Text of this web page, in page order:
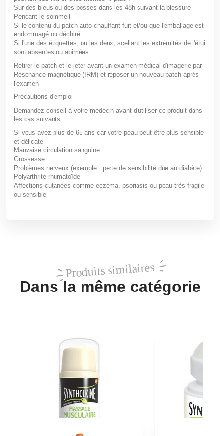
Sur des bleus ou des bosses dans les 48h suivant la blessure
Pendant le sommeil
Si le contenu du patch auto-chauffant fuit et/ou que l'emballage est
endommagé ou déchiré
Si l'une des étiquettes, ou les deux, scellant les extrémités de l'étui
sont absentes ou abimées
Retirer le patch et le jeter avant un examen médical d'imagerie par
Résonance magnétique (IRM) et reposer un nouveau patch après
l'examen
Précautions d'emploi
Demandez conseil à votre médecin avant d'utiliser ce produit dans
les cas suivants :
Si vous avez plus de 65 ans car votre peau peut être plus sensible
et délicate
Mauvaise circulation sanguine
Grossesse
Problèmes nerveux (exemple : perte de sensibilité due au diabète)
Polyarthrite rhumatoïde
Affections cutanées comme eczéma, psoriasis ou peau très fragile
ou sensible
Produits similaires
Dans la même catégorie